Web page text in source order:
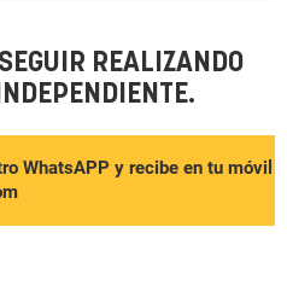
REALIZANDO
WhatsAPP y recibe en tu móvil